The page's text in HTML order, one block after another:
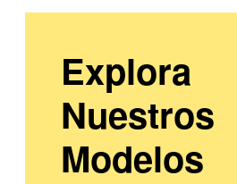
Explora
Nuestros
Modelos